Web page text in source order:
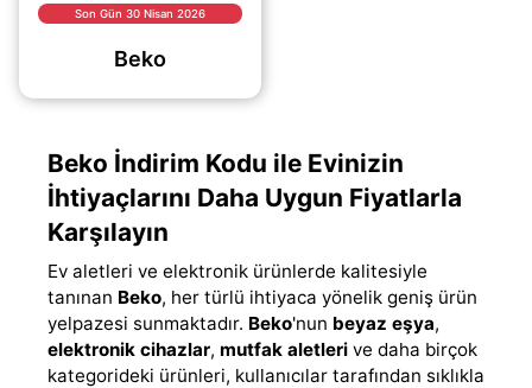
genelinde geçerli
alışverişinizi daha
Son Gün 30 Nisan 2026
Beko
Beko İndirim Kodu ile Evinizin
İhtiyaçlarını Daha Uygun Fiyatlarla
Karşılayın
Ev aletleri ve elektronik ürünlerde kalitesiyle
tanınan Beko, her türlü ihtiyaca yönelik geniş ürün
yelpazesi sunmaktadır. Beko'nun beyaz eşya,
elektronik cihazlar, mutfak aletleri ve daha birçok
kategorideki ürünleri, kullanıcılar tarafından sıklıkla